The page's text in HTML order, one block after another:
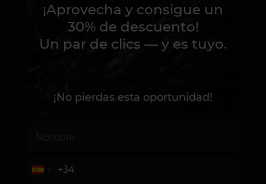
¡Aprovecha y consigue un
30% de descuento!
Un par de clics — y es tuyo.
¡No pierdas esta oportunidad!